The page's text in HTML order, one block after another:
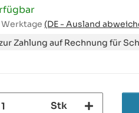
Werktage (DE - Ausland
Zahlung auf Rechnung für
Stk